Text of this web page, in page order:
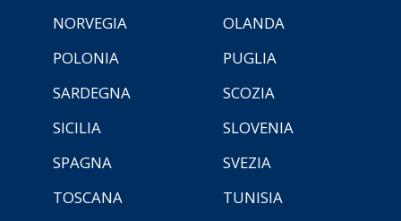
NORVEGIA
OLANDA
POLONIA
PUGLIA
SARDEGNA
SCOZIA
SICILIA
SLOVENIA
SPAGNA
SVEZIA
TOSCANA
TUNISIA